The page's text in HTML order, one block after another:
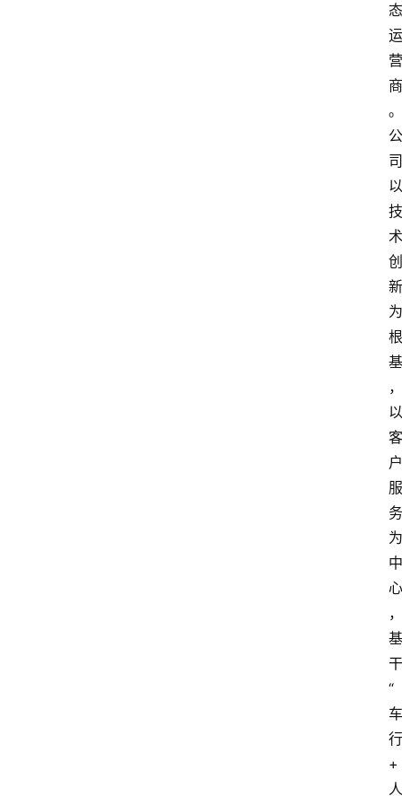
态
运
营
商
。
公
司
以
技
术
创
新
为
根
基
，
以
客
户
服
务
为
中
心
，
基
干
“
车
行
+
人